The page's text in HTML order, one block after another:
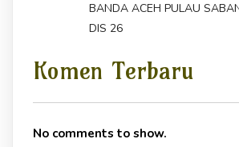
BANDA ACEH PULAU
DIS 26
Komen Terbaru
No comments to show.